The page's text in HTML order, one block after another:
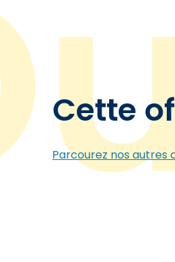
Cette
Parcourez nos autres